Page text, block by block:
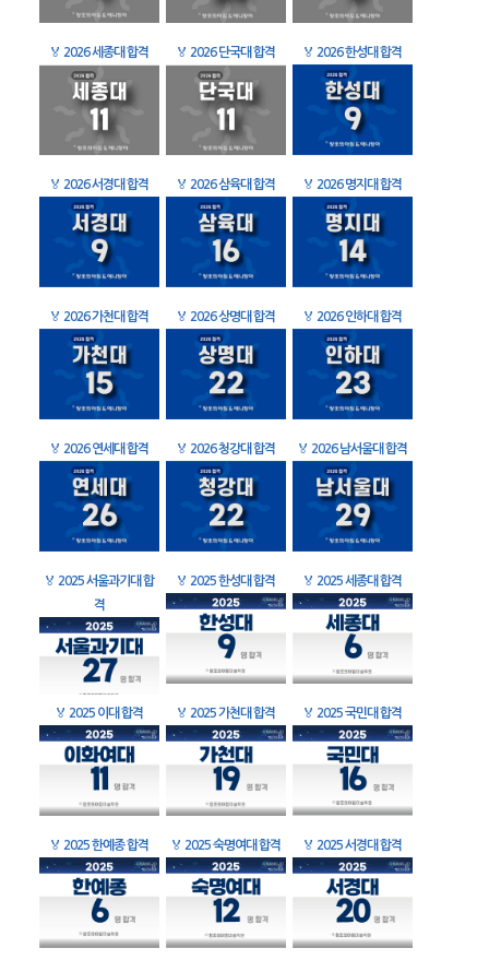
🏅 2026 세종대 합격 🏅 2026 단국대 합격 🏅 2026 한성대 합격
🏅 2026 서경대 합격 🏅 2026 삼육대 합격 🏅 2026 명지대 합격
🏅 2026 가천대 합격 🏅 2026 상명대 합격 🏅 2026 인하대 합격
🏅 2026 연세대 합격 🏅 2026 청강대 합격 🏅 2026 남서울대 합격
🏅 2025 서울과기대 합
격
🏅 2025 한성대 합격 🏅 2025 세종대 합격
🏅 2025 이대 합격 🏅 2025 가천대 합격 🏅 2025 국민대 합격
🏅 2025 한예종 합격 🏅 2025 숙명여대 합격 🏅 2025 서경대 합격